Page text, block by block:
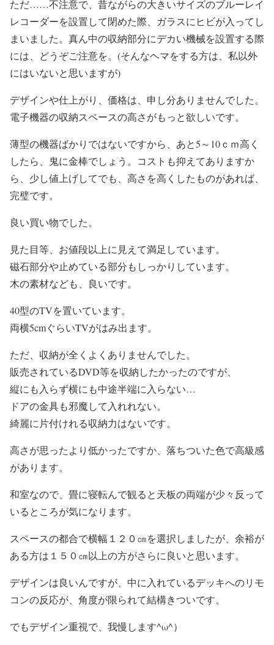
ただ……不注意で、昔ながらの大きいサイズのブルーレイ
レコーダーを設置して閉めた際、ガラスにヒビが入ってし
まいました。真ん中の収納部分にデカい機械を設置する際
には、どうぞご注意を。(そんなヘマをする方は、私以外
にはいないと思いますが)
デザインや仕上がり、価格は、申し分ありませんでした。
電子機器の収納スペースの高さがもっと欲しいです。
薄型の機器ばかりではないですから、あと5～10ｃｍ高く
したら、鬼に金棒でしょう。コストも抑えてありますか
ら、少し値上げしてでも、高さを高くしたものがあれば、
完璧です。
良い買い物でした。
見た目等、お値段以上に見えて満足しています。
磁石部分や止めている部分もしっかりしています。
木の素材なども、良いです。
40型のTVを置いています。
両横5cmぐらいTVがはみ出ます。
ただ、収納が全くよくありませんでした。
販売されているDVD等を収納したかったのですが、
縦にも入らず横にも中途半端に入らない…
ドアの金具も邪魔して入れれない。
綺麗に片付けれる収納力はないです。
高さが思ったより低かったですか、落ちついた色で高級感
があります。
和室なので、畳に寝転んで観ると天板の両端が少々反って
いるところが気になります。
スペースの都合で横幅１２０㎝を選択しましたが、余裕が
ある方は１５０㎝以上の方がさらに良いと思います。
デザインは良いんですが、中に入れているデッキへのリモ
コンの反応が、角度が限られて結構きついです。
でもデザイン重視で、我慢します^ω^）